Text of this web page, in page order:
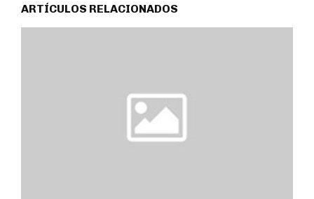
ARTÍCULOS RELACIONADOS